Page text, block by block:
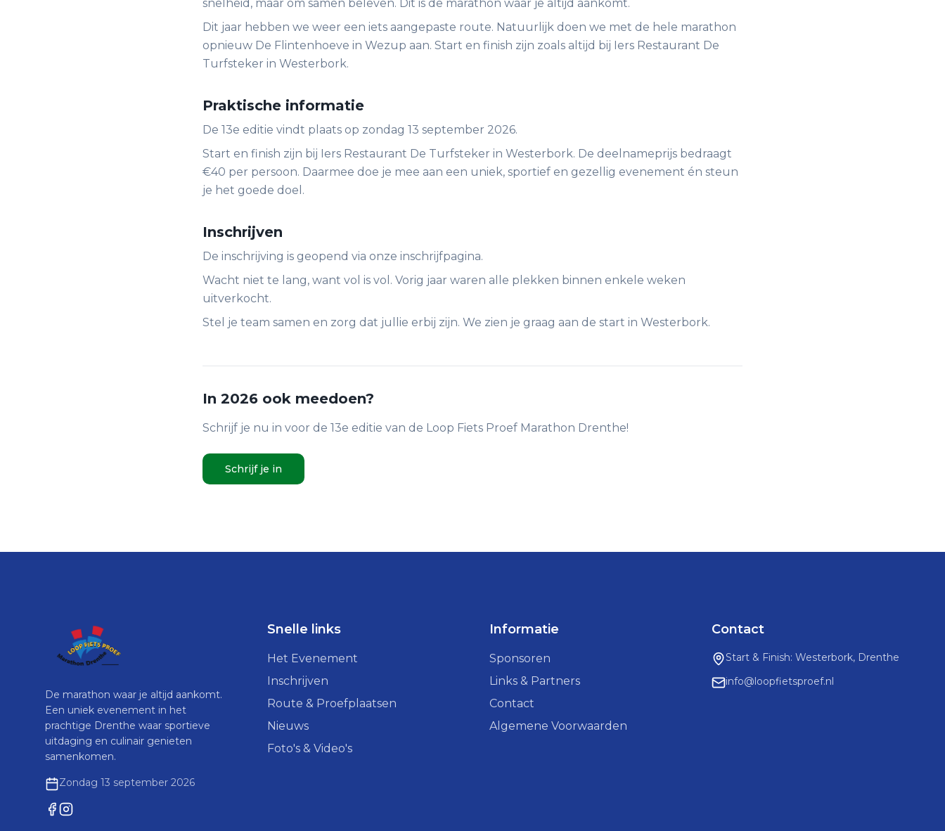
snelheid, maar om samen beleven. Dit is de marathon waar je altijd aankomt.
Dit jaar hebben we weer een iets aangepaste route. Natuurlijk doen we met de hele marathon
opnieuw De Flintenhoeve in Wezup aan. Start en finish zijn zoals altijd bij Iers Restaurant De
Turfsteker in Westerbork.
Praktische informatie
De 13e editie vindt plaats op zondag 13 september 2026.
Start en finish zijn bij Iers Restaurant De Turfsteker in Westerbork. De deelnameprijs bedraagt
€40 per persoon. Daarmee doe je mee aan een uniek, sportief en gezellig evenement én steun
je het goede doel.
Inschrijven
De inschrijving is geopend via onze inschrijfpagina.
Wacht niet te lang, want vol is vol. Vorig jaar waren alle plekken binnen enkele weken
uitverkocht.
Stel je team samen en zorg dat jullie erbij zijn. We zien je graag aan de start in Westerbork.
In 2026 ook meedoen?
Schrijf je nu in voor de 13e editie van de Loop Fiets Proef Marathon Drenthe!
Schrijf je in
De marathon waar je altijd aankomt.
Een uniek evenement in het
prachtige Drenthe waar sportieve
uitdaging en culinair genieten
samenkomen.
Zondag 13 september 2026
Snelle links
Het Evenement
Inschrijven
Route & Proefplaatsen
Nieuws
Foto's & Video's
Informatie
Sponsoren
Links & Partners
Contact
Algemene Voorwaarden
Contact
Start & Finish: Westerbork, Drenthe
info@loopfietsproef.nl